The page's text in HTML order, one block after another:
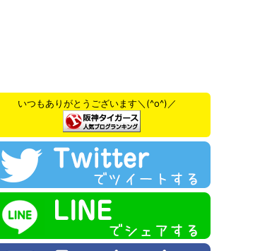
いつもありがとうございます＼(^o^)／